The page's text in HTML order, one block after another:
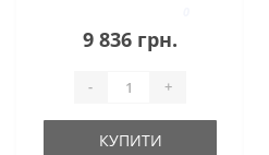
9 836 грн.
- +
КУПИТИ